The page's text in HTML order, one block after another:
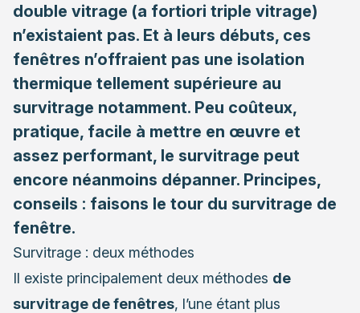
double vitrage (a fortiori triple vitrage)
n’existaient pas. Et à leurs débuts, ces
fenêtres n’offraient pas une isolation
thermique tellement supérieure au
survitrage notamment. Peu coûteux,
pratique, facile à mettre en œuvre et
assez performant, le survitrage peut
encore néanmoins dépanner. Principes,
conseils : faisons le tour du survitrage de
fenêtre.
Survitrage : deux méthodes
Il existe principalement deux méthodes de
survitrage de fenêtres, l’une étant plus